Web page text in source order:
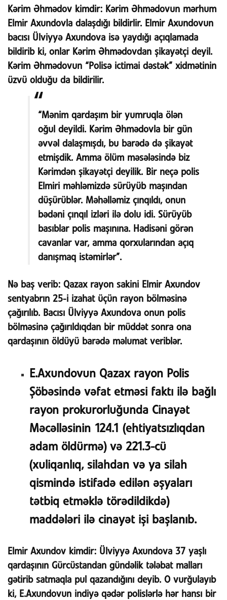
Kərim Əhmədov kimdir: Kərim Əhmədovun mərhum
Elmir Axundovla dalaşdığı bildirlir. Elmir Axundovun
bacısı Ülviyyə Axundova isə yaydığı açıqlamada
bildirib ki, onlar Kərim Əhmədovdan şikayətçi deyil.
Kərim Əhmədovun “Polisə ictimai dəstək” xidmətinin
üzvü olduğu da bildirilir.
“Mənim qardaşım bir yumruqla ölən
oğul deyildi. Kərim Əhmədovla bir gün
əvvəl dalaşmışdı, bu barədə də şikayət
etmişdik. Amma ölüm məsələsində biz
Kərimdən şikayətçi deyilik. Bir neçə polis
Elmiri məhləmizdə sürüyüb maşından
düşürüblər. Məhəlləmiz çınqıldı, onun
bədəni çınqıl izləri ilə dolu idi. Sürüyüb
basıblar polis maşınına. Hadisəni görən
cavanlar var, amma qorxularından açıq
danışmaq istəmirlər”.
Nə baş verib: Qazax rayon sakini Elmir Axundov
sentyabrın 25-i izahat üçün rayon bölməsinə
çağırılıb. Bacısı Ülviyyə Axundova onun polis
bölməsinə çağırıldıqdan bir müddət sonra ona
qardaşının öldüyü barədə məlumat veriblər.
E.Axundovun Qazax rayon Polis
Şöbəsində vəfat etməsi faktı ilə bağlı
rayon prokurorluğunda Cinayət
Məcəlləsinin 124.1 (ehtiyatsızlıqdan
adam öldürmə) və 221.3-cü
(xuliqanlıq, silahdan və ya silah
qismində istifadə edilən əşyaları
tətbiq etməklə törədildikdə)
maddələri ilə cinayət işi başlanıb.
Elmir Axundov kimdir: Ülviyyə Axundova 37 yaşlı
qardaşının Gürcüstandan gündəlik tələbat malları
gətirib satmaqla pul qazandığını deyib. O vurğulayıb
ki, E.Axundovun indiyə qədər polislərlə hər hansı bir